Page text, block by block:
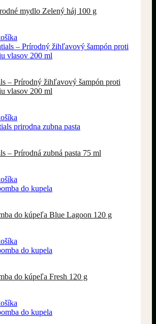
mydlo Zelený háj 100 g
– Prírodný žihľavový šampón proti
vlasov 200 ml
– Prírodná zubná pasta 75 ml
do kúpeľa Blue Lagoon 120 g
do kúpeľa Fresh 120 g